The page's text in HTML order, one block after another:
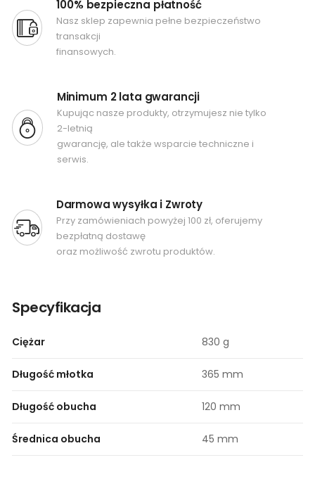
100% bezpieczna płatność
Nasz sklep zapewnia pełne bezpieczeństwo
transakcji
finansowych.
Minimum 2 lata gwarancji
Kupując nasze produkty, otrzymujesz nie tylko
2-letnią
gwarancję, ale także wsparcie techniczne i
serwis.
Darmowa wysyłka i Zwroty
Przy zamówieniach powyżej 100 zł, oferujemy
bezpłatną dostawę
oraz możliwość zwrotu produktów.
Specyfikacja
Ciężar 830 g
Długość młotka 365 mm
Długość obucha 120 mm
Średnica obucha 45 mm